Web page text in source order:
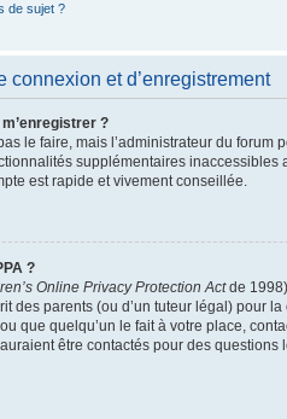
de sujet ?
connexion et d’enregistrement
?
le faire, mais l’administrateur du forum
supplémentaires inaccessibles
est rapide et vivement conseillée.
?
Online Privacy Protection Actde
des parents (ou d’un tuteur légal) pour
que quelqu’un le fait à votre place,
être contactés pour des